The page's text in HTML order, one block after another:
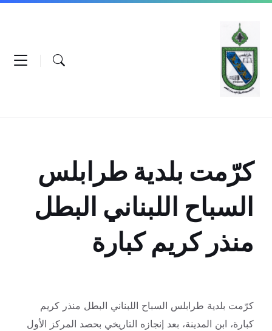
Skip
content
Skip
navigation
Skip
كرّمت بلدية طرابلس
السباح اللبناني البطل
منذر كريم كبارة
كرّمت بلدية طرابلس السباح اللبناني البطل منذر كريم
كبارة، ابن المدينة، بعد إنجازه التاريخي بحصد المركز الأول